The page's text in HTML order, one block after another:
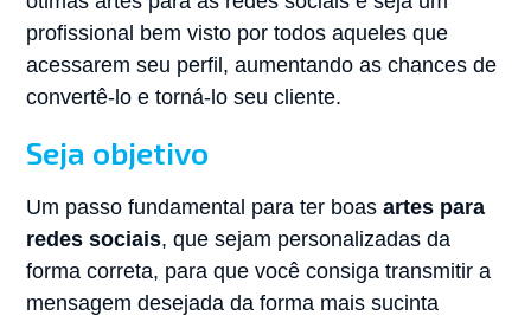
profissional bem visto por todos aqueles que
acessarem seu perfil, aumentando as chances de
convertê-lo e torná-lo seu cliente.
Seja objetivo
Um passo fundamental para ter boasartes para
redes sociais, que sejam personalizadas da
forma correta, para que você consiga transmitir a
mensagem desejada da forma mais sucinta